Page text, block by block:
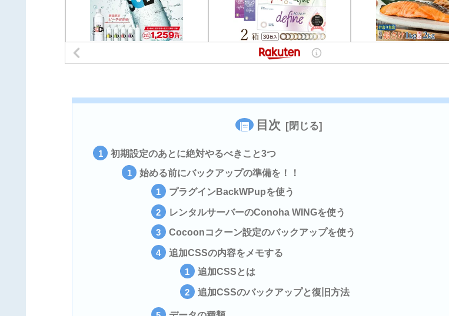
目次
初期設定のあとに絶対やるべきこと3つ
始める前にバックアップの準備を！！
プラグインBackWPupを使う
レンタルサーバーのConoha WINGを使う
Cocoonコクーン設定のバックアップを使う
追加CSSの内容をメモする
追加CSSとは
追加CSSのバックアップと復旧方法